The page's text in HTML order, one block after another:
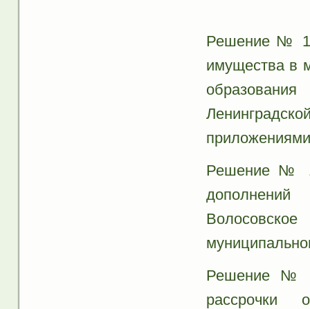
Решение №
имущества в
Решение №
Решение №
рассрочки